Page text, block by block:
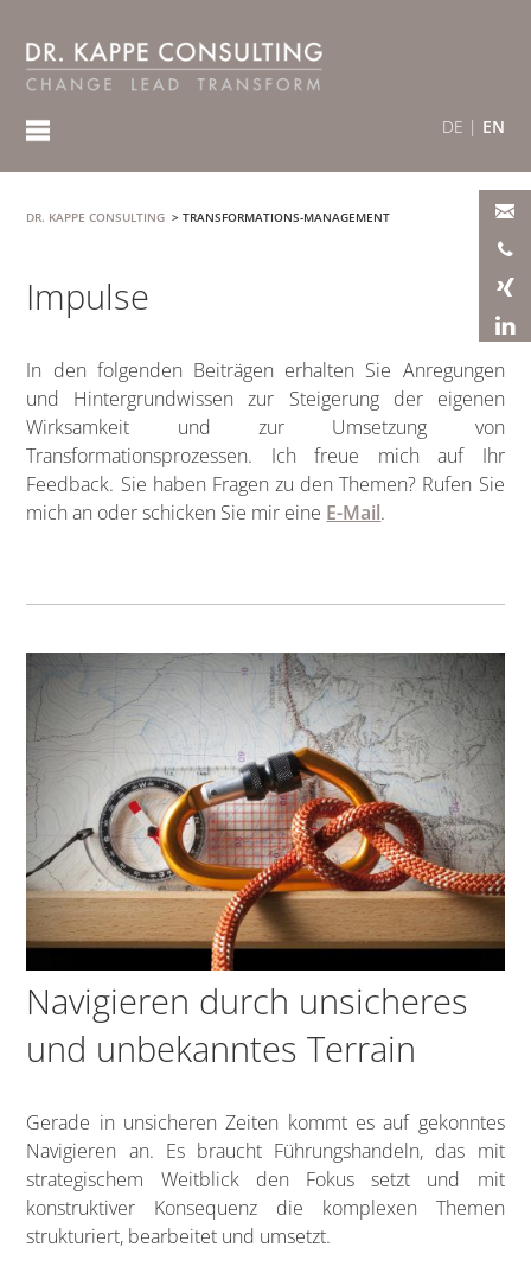
DE | EN
DR. KAPPE CONSULTING >TRANSFORMATIONS-MANAGEMENT
Impulse
In den folgenden Beiträgen erhalten Sie Anregungen
und Hintergrundwissen zur Steigerung der eigenen
Wirksamkeit und zur Umsetzung von
Transformationsprozessen. Ich freue mich auf Ihr
Feedback. Sie haben Fragen zu den Themen? Rufen Sie
mich an oder schicken Sie mir eine E-Mail.
Navigieren durch unsicheres
und unbekanntes Terrain
­Gerade in unsicheren Zeiten kommt es auf gekonntes
Navigieren an. Es braucht Führungshandeln, das mit
strategischem Weitblick den Fokus setzt und mit
konstruktiver Konsequenz die komplexen Themen
strukturiert, bearbeitet und umsetzt.